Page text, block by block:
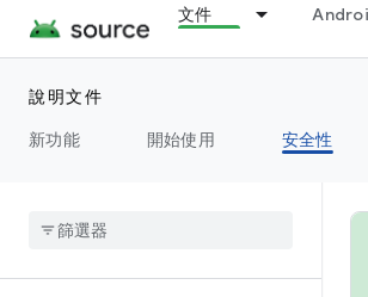
文件
說明文件
新功能
開始使用 安全性